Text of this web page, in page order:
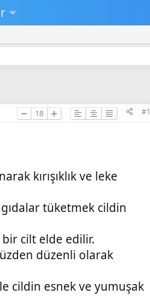
➖ 18 ➕ #1
kırışıklık ve leke
tüketmek cildin
bir cilt elde edilir.
düzenli olarak
cildin esnek ve yumuşak